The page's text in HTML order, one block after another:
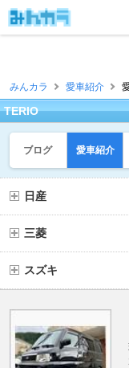
みんカラ 愛車紹介
TERIO
ブログ 愛車紹介
日産
三菱
スズキ